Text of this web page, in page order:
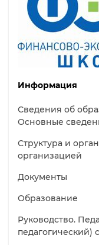
Информация
Сведения об
Основные
Структура и
организацией
Документы
Образование
Руководство.
педагогический)